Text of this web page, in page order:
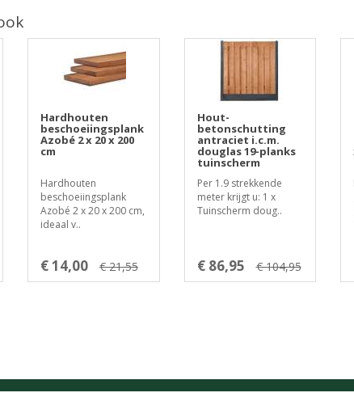
Hardhouten
beschoeiingsplank
Azobé 2 x 20 x 200
cm
Hardhouten
beschoeiingsplank
Azobé 2 x 20 x 200 cm,
ideaal v..
€ 14,00 € 21,55
Hout-
betonschutting
antraciet i.c.m.
douglas 19-planks
tuinscherm
Per 1.9 strekkende
meter krijgt u: 1 x
Tuinscherm doug..
€ 86,95 € 104,95